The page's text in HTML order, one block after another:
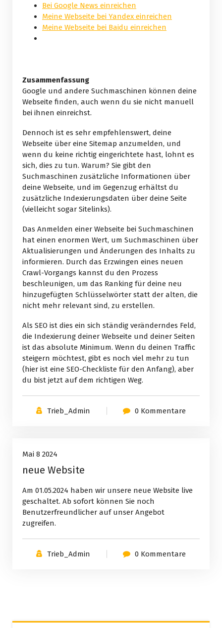
Bei Google News einreichen
Meine Webseite bei Yandex einreichen
Meine Webseite bei Baidu einreichen
Zusammenfassung
Google und andere Suchmaschinen können deine
Webseite finden, auch wenn du sie nicht manuell
bei ihnen einreichst.
Dennoch ist es sehr empfehlenswert, deine
Webseite über eine Sitemap anzumelden, und
wenn du keine richtig eingerichtete hast, lohnt es
sich, dies zu tun. Warum? Sie gibt den
Suchmaschinen zusätzliche Informationen über
deine Webseite, und im Gegenzug erhältst du
zusätzliche Indexierungsdaten über deine Seite
(vielleicht sogar Sitelinks).
Das Anmelden einer Webseite bei Suchmaschinen
hat einen enormen Wert, um Suchmaschinen über
Aktualisierungen und Änderungen des Inhalts zu
informieren. Durch das Erzwingen eines neuen
Crawl-Vorgangs kannst du den Prozess
beschleunigen, um das Ranking für deine neu
hinzugefügten Schlüsselwörter statt der alten, die
nicht mehr relevant sind, zu erstellen.
Als SEO ist dies ein sich ständig veränderndes Feld,
die Indexierung deiner Webseite und deiner Seiten
ist das absolute Minimum. Wenn du deinen Traffic
steigern möchtest, gibt es noch viel mehr zu tun
(hier ist eine SEO-Checkliste für den Anfang), aber
du bist jetzt auf dem richtigen Weg.
Trieb_Admin 0 Kommentare
8
Mai, 2024
Mai 8 2024
neue Website
Am 01.05.2024 haben wir unsere neue Website live
geschaltet. Ab sofort können Sie noch
Benutzerfreundlicher auf unser Angebot
zugreifen.
Trieb_Admin 0 Kommentare